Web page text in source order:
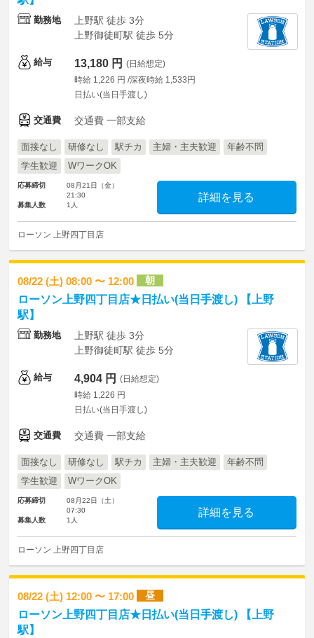
勤務地
上野駅 徒歩 3分
上野御徒町駅 徒歩 5分
給与 13,180 円 (日給想定)
時給 1,226 円 /深夜時給 1,533円
日払い(当日手渡し)
交通費 交通費 一部支給
面接なし 研修なし 駅チカ 主婦・主夫歓迎
年齢不問
学生歓迎
WワークOK
応募締切
08月21日（金）
21:30
募集人数
1人
詳細を見る
ローソン 上野四丁目店
08/22 (土) 08:00 〜 12:00 朝
ローソン上野四丁目店★日払い(当日手渡し) 【上野
駅】
勤務地
上野駅 徒歩 3分
上野御徒町駅 徒歩 5分
給与 4,904 円 (日給想定)
時給 1,226 円
日払い(当日手渡し)
交通費 交通費 一部支給
面接なし 研修なし 駅チカ 主婦・主夫歓迎
年齢不問
学生歓迎
WワークOK
応募締切
08月22日（土）
07:30
募集人数
1人
詳細を見る
ローソン 上野四丁目店
08/22 (土) 12:00 〜 17:00 昼
ローソン上野四丁目店★日払い(当日手渡し) 【上野
駅】